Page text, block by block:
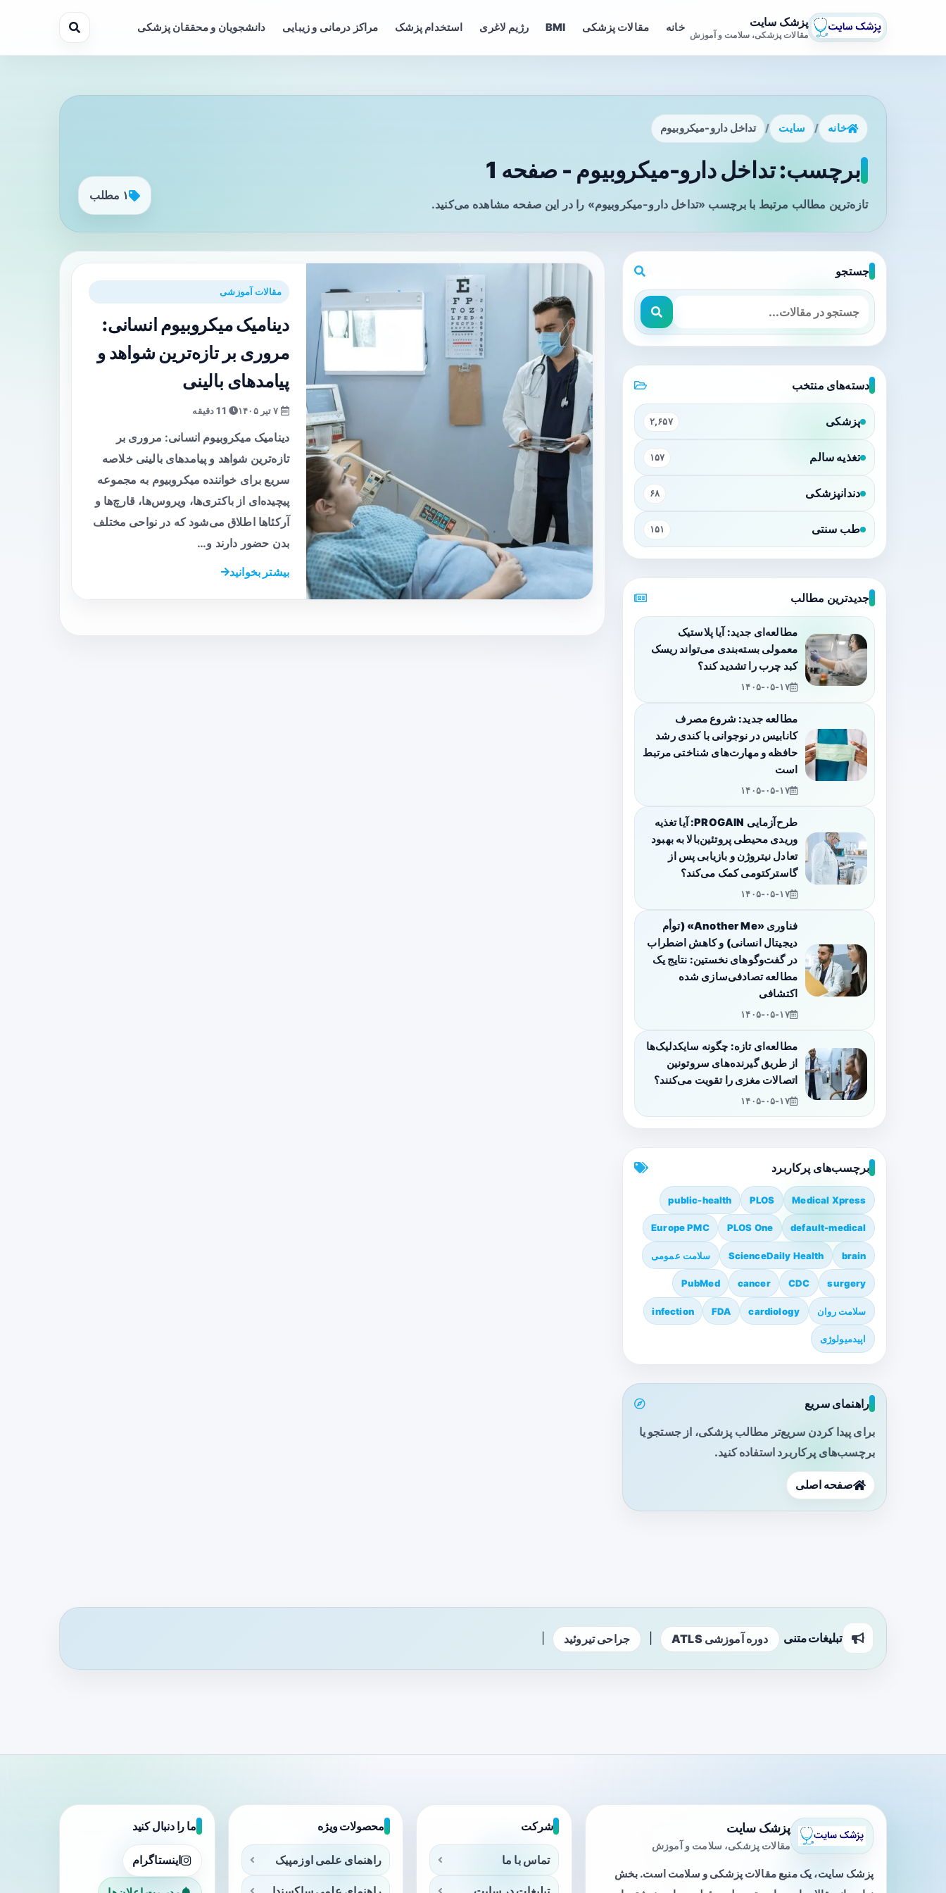
پزشک سایت
مقالات پزشکی، سلامت و آموزش
خانه مقالات پزشکی BMI رژیم لاغری استخدام پزشک مراکز درمانی و زیبایی دانشجویان و محققان پزشکی
خانه / سایت / تداخل دارو-میکروبیوم
برچسب: تداخل دارو-میکروبیوم - صفحه 1
تازه‌ترین مطالب مرتبط با برچسب «تداخل دارو-میکروبیوم» را در این صفحه مشاهده می‌کنید.
۱ مطلب
مقالات آموزشی
دینامیک میکروبیوم انسانی:
مروری بر تازه‌ترین شواهد و
پیامدهای بالینی
دینامیک میکروبیوم انسانی: مروری بر
تازه‌ترین شواهد و پیامدهای بالینی خلاصه
سریع برای خواننده میکروبیوم به مجموعه
پیچیده‌ای از باکتری‌ها، ویروس‌ها، قارچ‌ها و
آرکئاها اطلاق می‌شود که در نواحی مختلف
بدن حضور دارند و…
بیشتر بخوانید
جستجو
دسته‌های منتخب
پزشکی ۲,۶۵۷
تغذیه سالم ۱۵۷
دندانپزشکی ۶۸
طب سنتی ۱۵۱
جدیدترین مطالب
مطالعه‌ای جدید: آیا پلاستیک
معمولی بسته‌بندی می‌تواند ریسک
کبد چرب را تشدید کند؟
۱۴۰۵-۰۵-۱۷
مطالعه جدید: شروع مصرف
کانابیس در نوجوانی با کندی رشد
حافظه و مهارت‌های شناختی مرتبط
است
۱۴۰۵-۰۵-۱۷
طرح‌آزمایی PROGAIN: آیا تغذیه
وریدی محیطی پروتئین‌بالا به بهبود
تعادل نیتروژن و بازیابی پس از
گاسترکتومی کمک می‌کند؟
۱۴۰۵-۰۵-۱۷
فناوری «Another Me» (توأم
دیجیتال انسانی) و کاهش اضطراب
در گفت‌وگوهای نخستین: نتایج یک
مطالعه تصادفی‌سازی شده
اکتشافی
۱۴۰۵-۰۵-۱۷
مطالعه‌ای تازه: چگونه سایکدلیک‌ها
از طریق گیرنده‌های سروتونین
اتصالات مغزی را تقویت می‌کنند؟
۱۴۰۵-۰۵-۱۷
برچسب‌های پرکاربرد
Medical Xpress
PLOS
public-health
default-medical
PLOS One
Europe PMC
brain
ScienceDaily Health سلامت عمومی
surgery
CDC
cancer
PubMed
سلامت روان cardiology
FDA
infection
اپیدمیولوژی
راهنمای سریع
برای پیدا کردن سریع‌تر مطالب پزشکی، از جستجو یا
برچسب‌های پرکاربرد استفاده کنید.
صفحه اصلی
تبلیغات متنی دوره آموزشی ATLS جراحی تیروئید
پزشک سایت
مقالات پزشکی، سلامت و آموزش
پزشک سایت، یک منبع مقالات پزشکی و سلامت است. بخش
شرکت
تماس با ما
محصولات ویژه
راهنمای علمی اوزمپیک
ما را دنبال کنید
اینستاگرام